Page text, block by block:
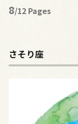
8/12 Pages
さそり座